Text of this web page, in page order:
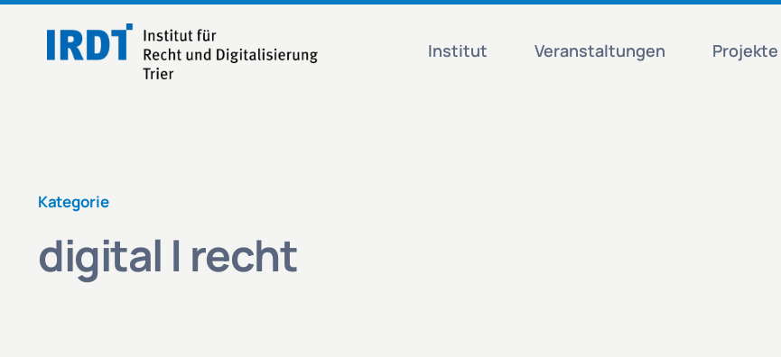
Institut Veranstaltungen Projekte
Kategorie
digital | recht